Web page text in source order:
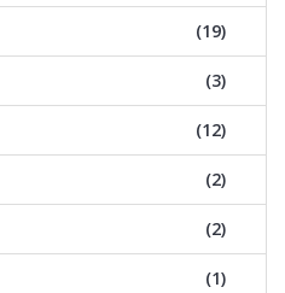
(19)
(3)
(12)
(2)
(2)
(1)